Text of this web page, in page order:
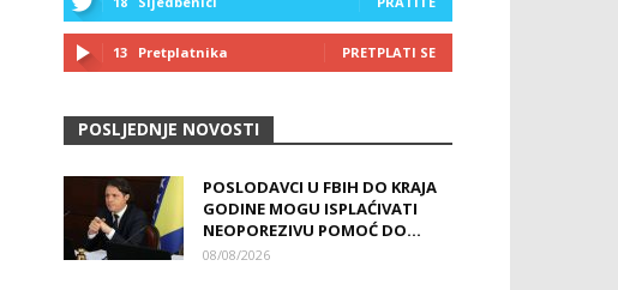
13 Pretplatnika PRETPLATI SE
POSLJEDNJE NOVOSTI
POSLODAVCI U FBIH DO KRAJA
GODINE MOGU ISPLAĆIVATI
NEOPOREZIVU POMOĆ DO...
08/08/2026